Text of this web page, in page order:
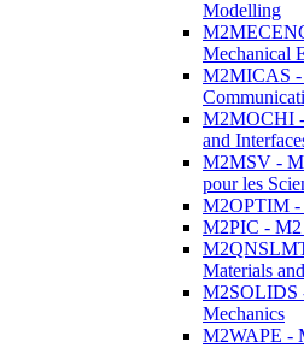
Modelling
Mechanical
M2MICAS -
M2MOCHI
and
M2MSV -
pour les
M2OPTIM -
M2PIC - M2
Materials
M2SOLIDS
Mechanics
M2WAPE -